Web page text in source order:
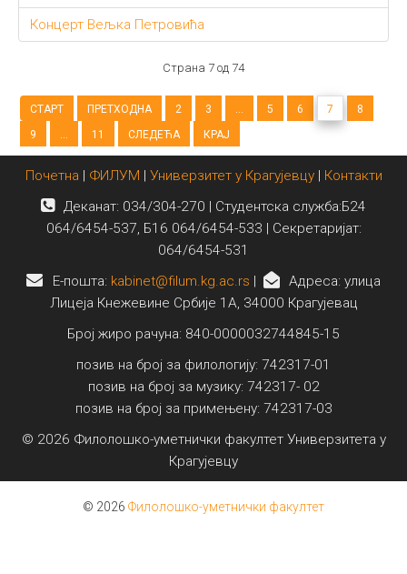
Концерт Вељка Петровића
Страна 7 од 74
СТАРТ ПРЕТХОДНА 2 3 5 6 7
8
9
11 СЛЕДЕЋА КРАЈ
Почетна | ФИЛУМ | Универзитет у Крагујевцу| Контакти
Деканат: 034/304-270 | Студентска служба:Б24
064/6454-537, Б16 064/6454-533 | Секретаријат:
064/6454-531
E-пошта: kabinet@filum.kg.ac.rs |
Адреса: улица
Лицеја Кнежевине Србије 1А, 34000 Крагујевац
Број жиро рачуна: 840-0000032744845-15
позив на број за филологију: 742317-01
позив на број за музику: 742317- 02
позив на број за примењену: 742317-03
© 2026 Филолошко-уметнички факултет Универзитета у
Крагујевцу
© 2026 Филолошко-уметнички факултет